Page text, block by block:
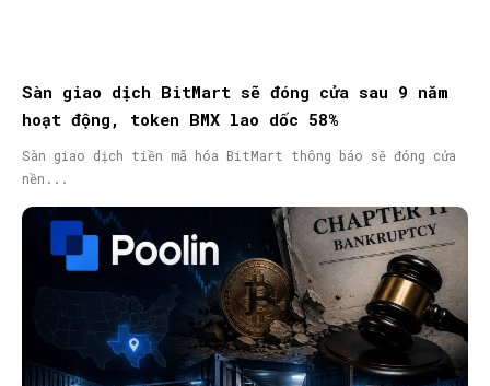
Sàn giao dịch BitMart sẽ đóng cửa sau 9 năm
hoạt động, token BMX lao dốc 58%
Sàn giao dịch tiền mã hóa BitMart thông báo sẽ đóng cửa
nền...